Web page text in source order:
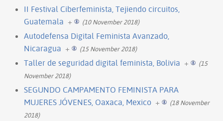
II Festival Ciberfeminista, Tejiendo circuitos,
Guatemala + (10 November 2018)
Autodefensa Digital Feminista Avanzado,
Nicaragua + (15 November 2018)
Taller de seguridad digital feminista, Bolivia +
(15
November 2018)
SEGUNDO CAMPAMENTO FEMINISTA PARA
MUJERES JÓVENES, Oaxaca, Mexico +
(18 November
2018)